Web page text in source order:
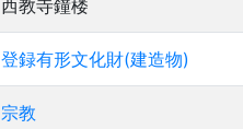
西教寺鐘楼
登録有形文化財(建造物)
宗教